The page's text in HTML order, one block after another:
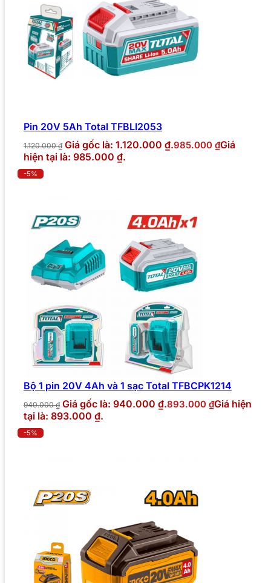
Pin 20V 5Ah Total TFBLI2053
1.120.000₫ Giá gốc là: 1.120.000 ₫.985.000 ₫Giá
hiện tại là: 985.000 ₫.
-5%
Bộ 1 pin 20V 4Ah và 1 sạc Total TFBCPK1214
940.000₫ Giá gốc là: 940.000 ₫.893.000 ₫Giá hiện
tại là: 893.000 ₫.
-5%